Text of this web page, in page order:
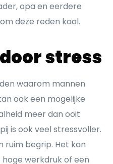
opa en eerdere
deze reden kaal.
stress
waarom mannen
ook een mogelijke
meer dan ooit
is ook veel stressvoller.
ruim begrip. Het kan
werkdruk of een